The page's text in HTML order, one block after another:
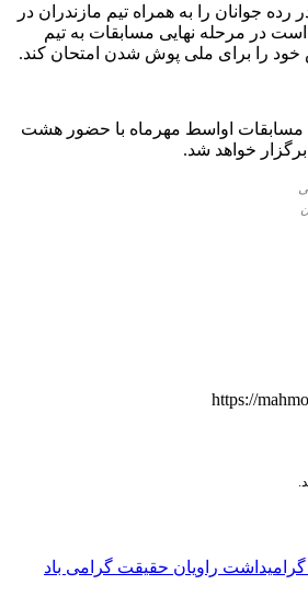
جوانان را به همراه تیم مازندران در
است در مرحله نهایی مسابقات به تیم
خود را برای ملی پوش شدن امتحان کند.
مسابقات اواسط مهرماه با حضور هشت
خواهد شد.
https://